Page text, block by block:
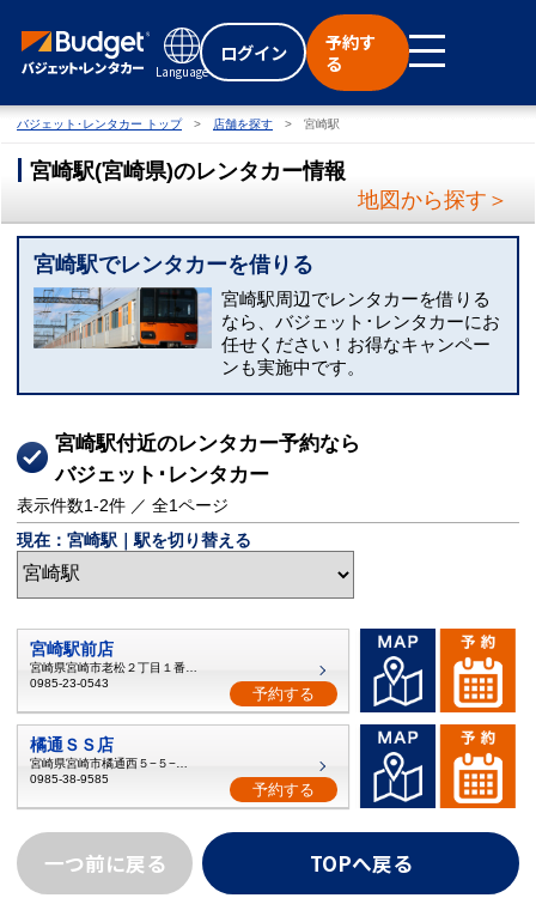
Language
ログイン
予約す
る
バジェット･レンタカー トップ 店舗を探す 宮崎駅
宮崎駅(宮崎県)のレンタカー情報
地図から探す＞
宮崎駅でレンタカーを借りる
宮崎駅周辺でレンタカーを借りる
なら、バジェット･レンタカーにお
任せください！お得なキャンペー
ンも実施中です。
宮崎駅付近のレンタカー予約なら
バジェット･レンタカー
表示件数1-2件 ／ 全1ページ
現在：宮崎駅｜駅を切り替える
宮崎駅前店
宮崎県宮崎市老松２丁目１番１6号
0985-23-0543
予約する
橘通ＳＳ店
0985-38-9585
予約する
一つ前に戻る TOPへ戻る